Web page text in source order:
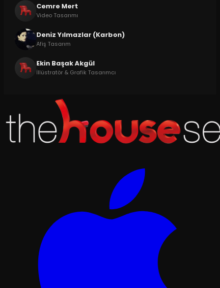
Cemre Mert
Video Tasarımı
Deniz Yılmazlar (Karbon)
Afiş Tasarım
Ekin Başak Akgül
İllüstratör & Grafik Tasarımcı